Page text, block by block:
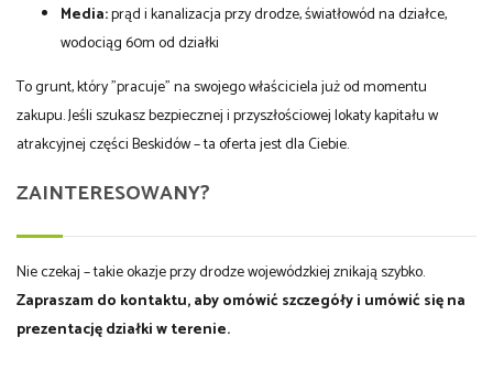
Media:prąd i kanalizacja przy drodze, światłowód na działce,
wodociąg 60m od działki
To grunt, który "pracuje" na swojego właściciela już od momentu
zakupu. Jeśli szukasz bezpiecznej i przyszłościowej lokaty kapitału w
atrakcyjnej części Beskidów – ta oferta jest dla Ciebie.
ZAINTERESOWANY?
Nie czekaj – takie okazje przy drodze wojewódzkiej znikają szybko.
Zapraszam do kontaktu, aby omówić szczegóły i umówić się na
prezentację działki w terenie.